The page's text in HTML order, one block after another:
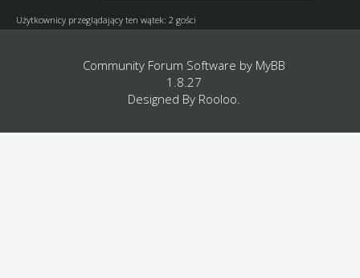
Użytkownicy przeglądający ten wątek: 2 gości
Community Forum Software by MyBB
1.8.27
Designed By Rooloo